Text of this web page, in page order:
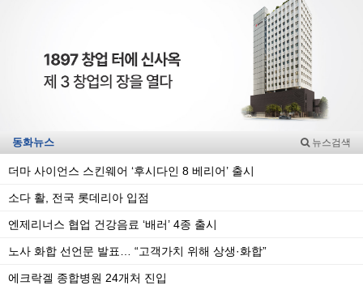
동화뉴스 뉴스검색
더마 사이언스 스킨웨어 ‘후시다인 8 베리어’ 출시
소다 활, 전국 롯데리아 입점
엔제리너스 협업 건강음료 ‘배러’ 4종 출시
노사 화합 선언문 발표… “고객가치 위해 상생·화합”
에크락겔 종합병원 24개처 진입